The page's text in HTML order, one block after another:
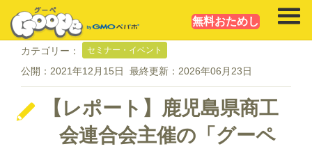
無料おためし
カテゴリー： セミナー・イベント
公開： 2021年12月15日 最終更新： 2026年06月23日
【レポート】鹿児島県商工
会連合会主催の「グーペ